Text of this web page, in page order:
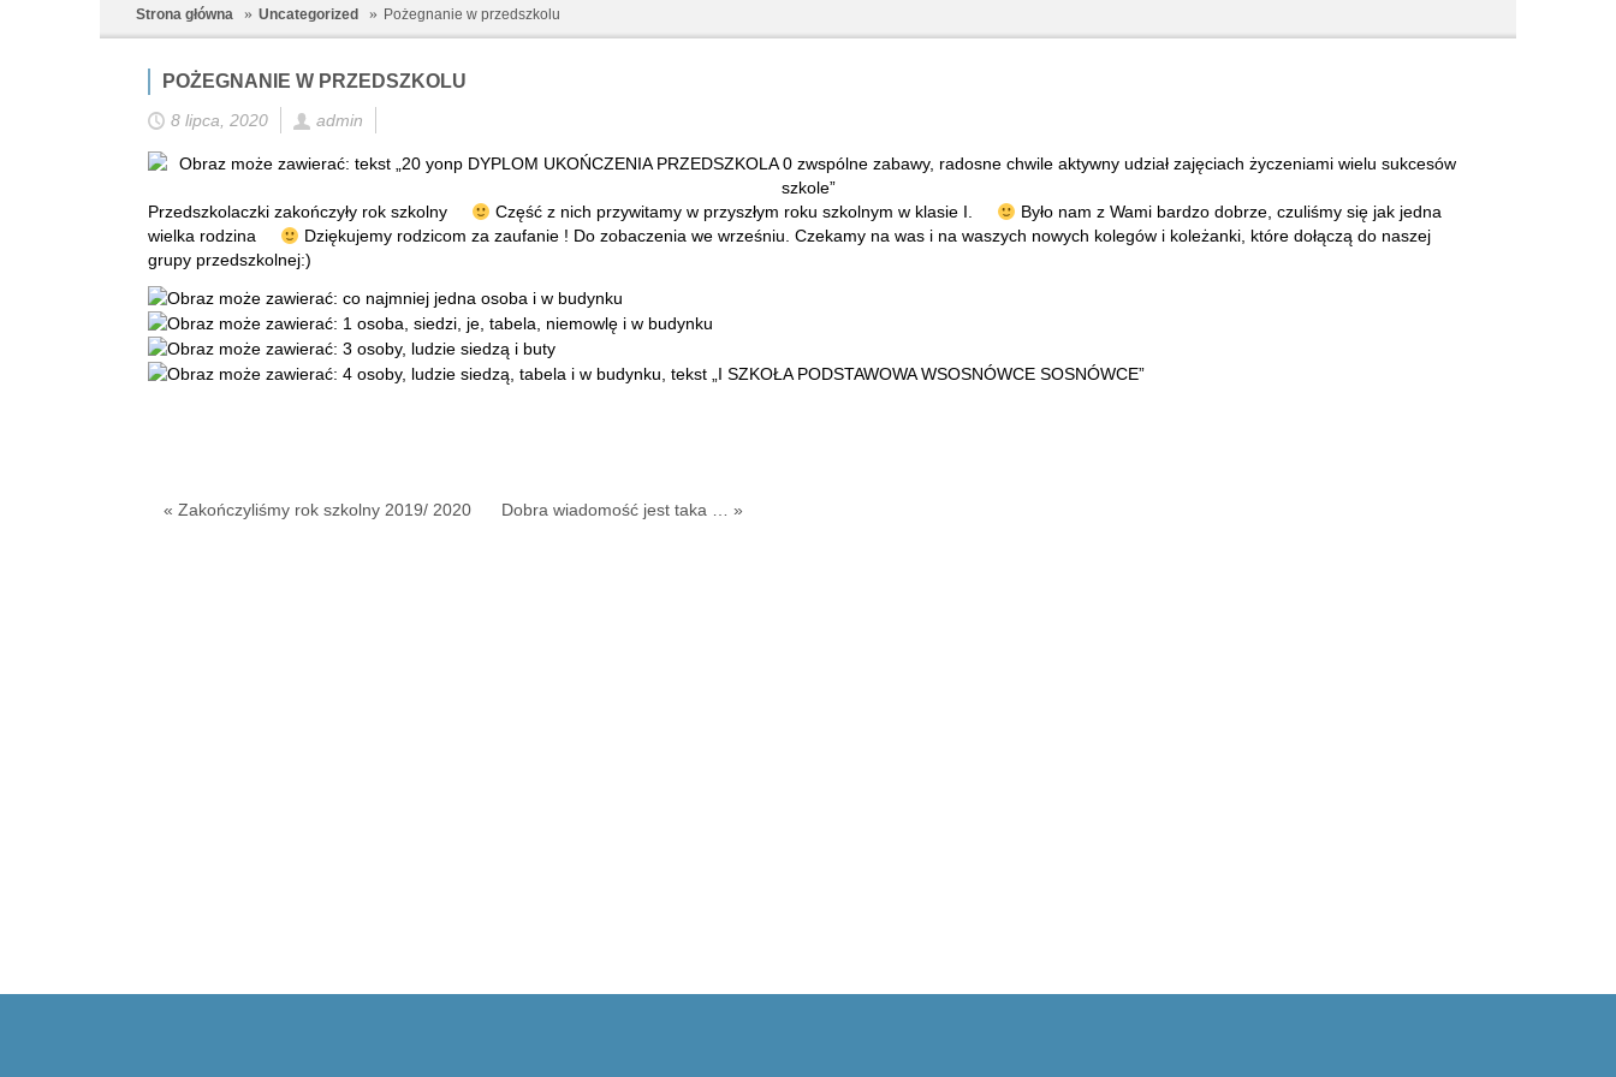
Strona główna Uncategorized Pożegnanie w przedszkolu
POŻEGNANIE W PRZEDSZKOLU
8 lipca, 2020 admin
Przedszkolaczki zakończyły rok szkolny Część z nich przywitamy w przyszłym roku szkolnym w klasie I.
Było nam z Wami bardzo dobrze, czuliśmy się jak jedna
wielka rodzina
Dziękujemy rodzicom za zaufanie ! Do zobaczenia we wrześniu. Czekamy na was i na waszych nowych kolegów i koleżanki, które dołączą do naszej
grupy przedszkolnej:)
« Zakończyliśmy rok szkolny 2019/ 2020 Dobra wiadomość jest taka … »